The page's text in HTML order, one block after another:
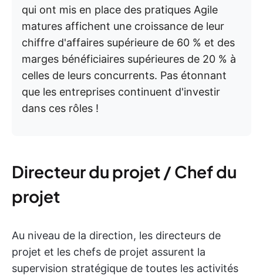
qui ont mis en place des pratiques Agile
matures affichent une croissance de leur
chiffre d'affaires supérieure de 60 % et des
marges bénéficiaires supérieures de 20 % à
celles de leurs concurrents. Pas étonnant
que les entreprises continuent d'investir
dans ces rôles !
Directeur du projet / Chef du
projet
Au niveau de la direction, les directeurs de
projet et les chefs de projet assurent la
supervision stratégique de toutes les activités